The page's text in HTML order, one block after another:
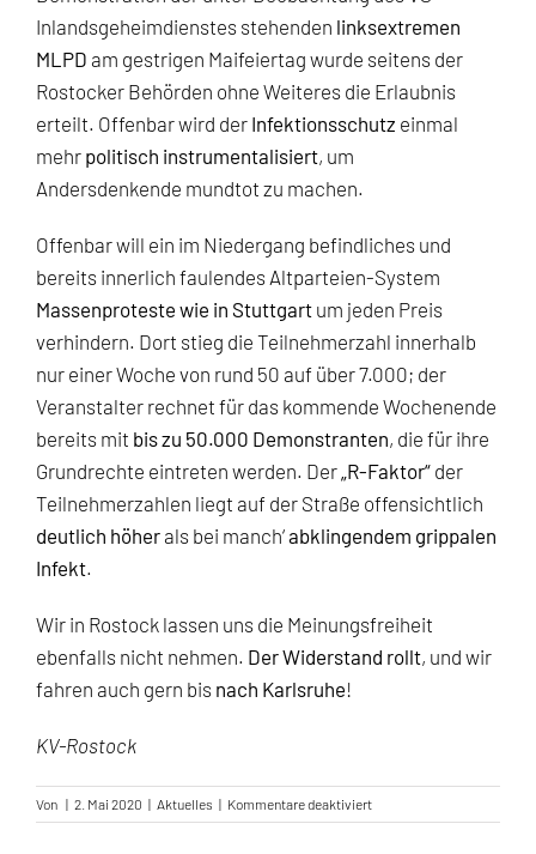
Inlandsgeheimdienstes stehenden linksextremen
MLPD am gestrigen Maifeiertag wurde seitens der
Rostocker Behörden ohne Weiteres die Erlaubnis
erteilt. Offenbar wird der Infektionsschutz einmal
mehr politisch instrumentalisiert, um
Andersdenkende mundtot zu machen.
Offenbar will ein im Niedergang befindliches und
bereits innerlich faulendes Altparteien-System
Massenproteste wie in Stuttgart um jeden Preis
verhindern. Dort stieg die Teilnehmerzahl innerhalb
nur einer Woche von rund 50 auf über 7.000; der
Veranstalter rechnet für das kommende Wochenende
bereits mit bis zu 50.000 Demonstranten, die für ihre
Grundrechte eintreten werden. Der„R-Faktor“ der
Teilnehmerzahlen liegt auf der Straße offensichtlich
deutlich höher als bei manch‘abklingendem grippalen
Infekt.
Wir in Rostock lassen uns die Meinungsfreiheit
ebenfalls nicht nehmen. Der Widerstand rollt, und wir
fahren auch gern bis nach Karlsruhe!
KV-Rostock
Von | 2. Mai 2020 | Aktuelles | Kommentare deaktiviertfür
Grundgesetz?